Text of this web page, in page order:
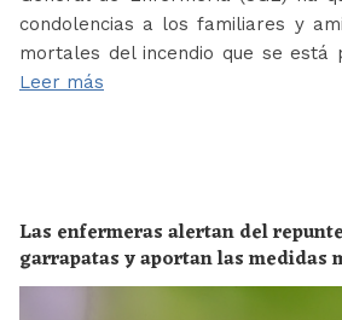
condolencias a los familiares y
mortales del incendio que se está
Leer más
Las enfermeras alertan del
garrapatas y aportan las medidas
evitar las enfermedades derivadas